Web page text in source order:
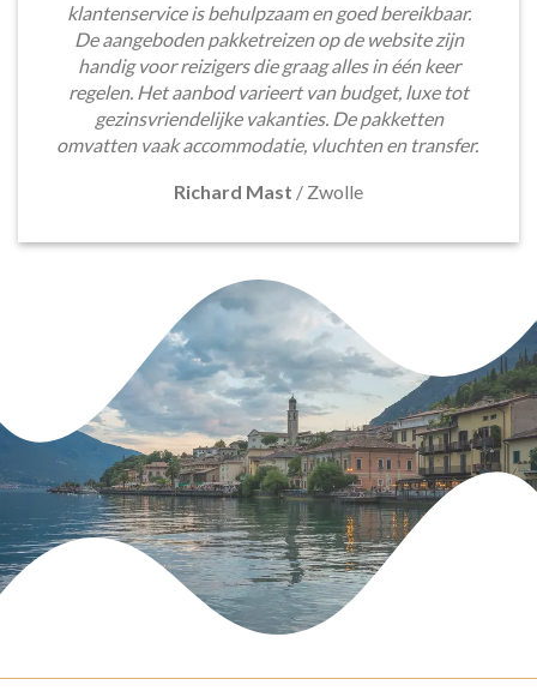
klantenservice is behulpzaam en goed bereikbaar.
De aangeboden pakketreizen op de website zijn
handig voor reizigers die graag alles in één keer
regelen. Het aanbod varieert van budget, luxe tot
gezinsvriendelijke vakanties. De pakketten
omvatten vaak accommodatie, vluchten en transfer.
Richard Mast / Zwolle